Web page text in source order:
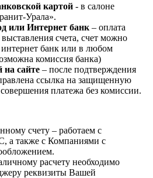
картой - в салоне
Урала».
или Интернет банк – оплата
счета, счет можно
банк или в любом
комиссия банка)
на сайте – после подтверждения
ссылка на защищенную
платежа без комиссии.
счету – работаем с
а также с Компаниями с
расчету необходимо
реквизиты Вашей